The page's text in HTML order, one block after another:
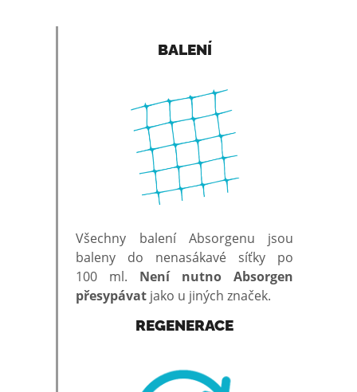
BALENÍ
Všechny balení Absorgenu jsou
baleny do nenasákavé síťky po
100 ml. Není nutno Absorgen
přesypávat jako u jiných značek.
REGENERACE